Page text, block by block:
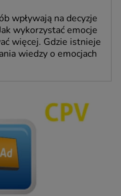
wpływają na decyzje
wykorzystać emocje
więcej. Gdzie istnieje
wiedzy o emocjach